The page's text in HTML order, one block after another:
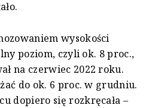
wysokości
poziom, czyli ok. 8 proc.,
na czerwiec 2022 roku.
do ok. 6 proc. w grudniu.
dopiero się rozkręcała –